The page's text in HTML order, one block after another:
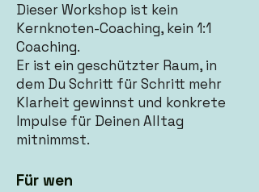
Dieser Workshop ist kein
Kernknoten-Coaching, kein 1:1
Coaching.
Er ist ein geschützter Raum, in
dem Du Schritt für Schritt mehr
Klarheit gewinnst und konkrete
Impulse für Deinen Alltag
mitnimmst.
Für wen